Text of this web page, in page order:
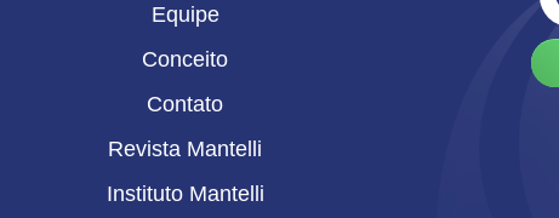
Equipe
Conceito
Contato
Revista Mantelli
Instituto Mantelli